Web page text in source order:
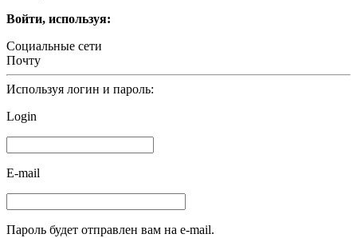
Войти, используя:
Социальные сети
Почту
Используя логин и пароль:
Login
E-mail
Пароль будет отправлен вам на e-mail.